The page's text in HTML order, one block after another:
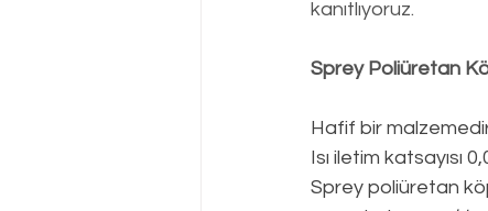
kanıtlıyoruz.
Sprey Poliüretan
Hafif bir
Isı iletim katsayısı
Sprey poliüretan